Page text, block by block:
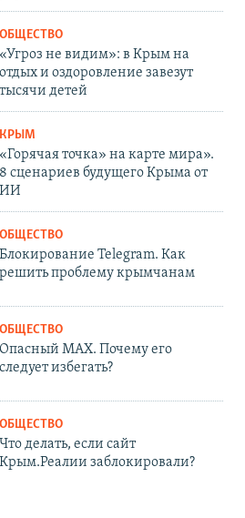
ОБЩЕСТВО
«Угроз не видим»: в Крым на
отдых и оздоровление завезут
тысячи детей
КРЫМ
«Горячая точка» на карте мира».
8 сценариев будущего Крыма от
ИИ
ОБЩЕСТВО
Блокирование Telegram. Как
решить проблему крымчанам
ОБЩЕСТВО
Опасный MAX. Почему его
следует избегать?
ОБЩЕСТВО
Что делать, если сайт
Крым.Реалии заблокировали?